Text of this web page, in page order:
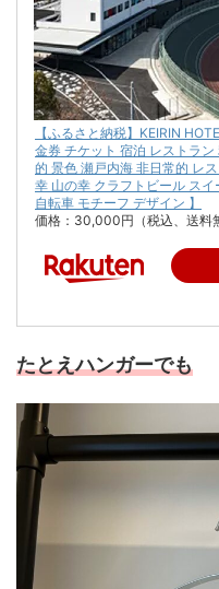
【ふるさと納税】KEIRIN
金券 チケット 宿泊 レストラ
的 景色 瀬戸内海 非日常的 レ
幸 山の幸 クラフトビール ス
自転車 モチーフ デザイン 】
価格：30,000円（税込、送料
たとえハンガーでも